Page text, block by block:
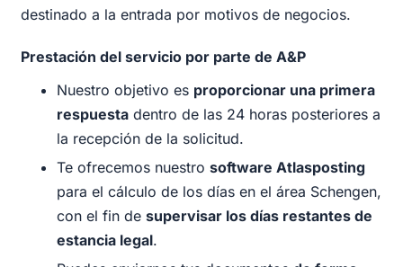
destinado a la entrada por motivos de negocios.
Prestación del servicio por parte de A&P
Nuestro objetivo es proporcionar una primera
respuesta dentro de las 24 horas posteriores a
la recepción de la solicitud.
Te ofrecemos nuestrosoftware Atlasposting
para el cálculo de los días en el área Schengen,
con el fin desupervisar los días restantes de
estancia legal.